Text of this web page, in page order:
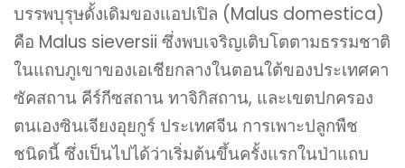
บรรพบุรุษดั้งเดิมของแอปเปิล (Malus domestica)
คือ Malus sieversii ซึ่งพบเจริญเติบโตตามธรรมชาติ
ในแถบภูเขาของเอเชียกลางในตอนใต้ของประเทศคา
ซัคสถาน คีร์กีซสถาน ทาจิกิสถาน, และเขตปกครอง
ตนเองซินเจียงอุยกูร์ ประเทศจีน การเพาะปลูกพืช
ชนิดนี้ ซึ่งเป็นไปได้ว่าเริ่มต้นขึ้นครั้งแรกในป่าแถบ